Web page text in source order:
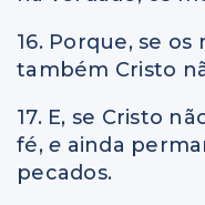
16. Porque, se
também Cristo
17. E, se Cristo
fé, e ainda
pecados.